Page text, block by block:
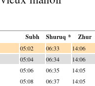
Subh Shuruq * Zhur
05:02 06:33 14:06
05:04 06:34 14:06
05:06 06:35 14:05
05:08 06:37 14:05